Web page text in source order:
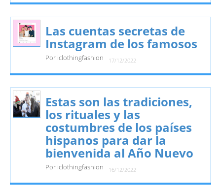
Las cuentas secretas de
Instagram de los famosos
Por iclothingfashion 17/12/2022
Estas son las tradiciones,
los rituales y las
costumbres de los países
hispanos para dar la
bienvenida al Año Nuevo
Por iclothingfashion 16/12/2022